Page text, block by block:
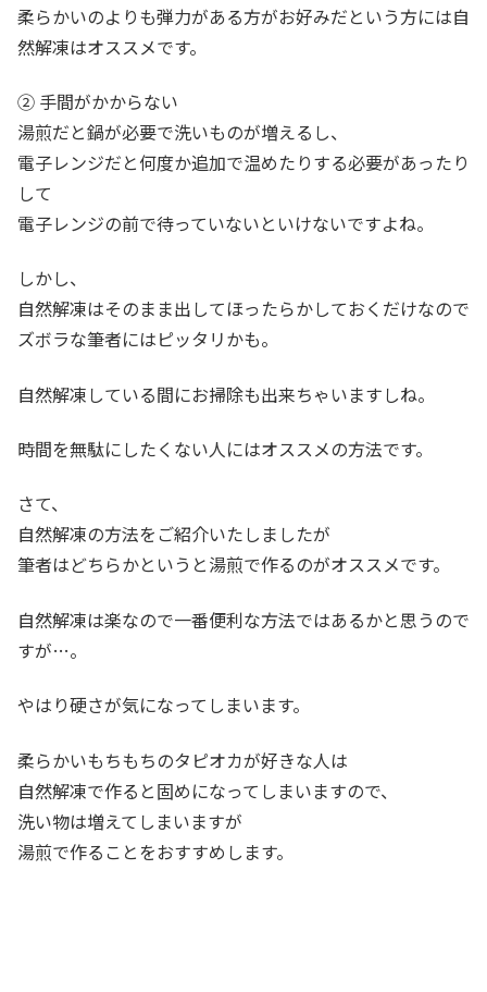
柔らかいのよりも弾力がある方がお好みだという方には自
然解凍はオススメです。
② 手間がかからない
湯煎だと鍋が必要で洗いものが増えるし、
電子レンジだと何度か追加で温めたりする必要があったり
して
電子レンジの前で待っていないといけないですよね。
しかし、
自然解凍はそのまま出してほったらかしておくだけなので
ズボラな筆者にはピッタリかも。
自然解凍している間にお掃除も出来ちゃいますしね。
時間を無駄にしたくない人にはオススメの方法です。
さて、
自然解凍の方法をご紹介いたしましたが
筆者はどちらかというと湯煎で作るのがオススメです。
自然解凍は楽なので一番便利な方法ではあるかと思うので
すが…。
やはり硬さが気になってしまいます。
柔らかいもちもちのタピオカが好きな人は
自然解凍で作ると固めになってしまいますので、
洗い物は増えてしまいますが
湯煎で作ることをおすすめします。